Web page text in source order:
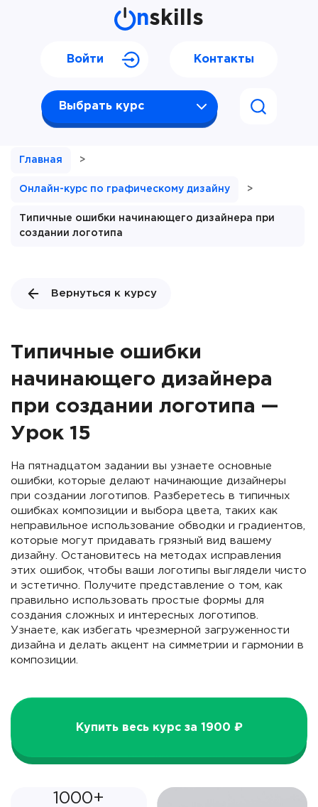
nskills
Выбрать курс
Войти Контакты
Главная >
Онлайн-курс по графическому дизайну >
Типичные ошибки начинающего дизайнера при
создании логотипа
Вернуться к курсу
Типичные ошибки
начинающего дизайнера
при создании логотипа —
Урок 15
На пятнадцатом задании вы узнаете основные
ошибки, которые делают начинающие дизайнеры
при создании логотипов. Разберетесь в типичных
ошибках композиции и выбора цвета, таких как
неправильное использование обводки и градиентов,
которые могут придавать грязный вид вашему
дизайну. Остановитесь на методах исправления
этих ошибок, чтобы ваши логотипы выглядели чисто
и эстетично. Получите представление о том, как
правильно использовать простые формы для
создания сложных и интересных логотипов.
Узнаете, как избегать чрезмерной загруженности
дизайна и делать акцент на симметрии и гармонии в
композиции.
Купить весь курс за 1900 ₽
1000+